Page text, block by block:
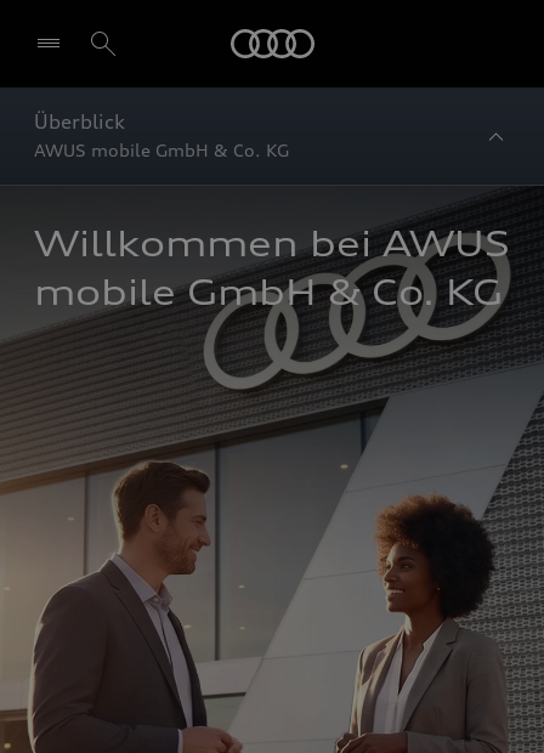
Überblick
AWUS mobile GmbH & Co. KG
Willkommen bei AWUS
mobile GmbH & Co. KG